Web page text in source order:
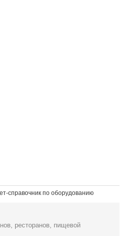
справочник по оборудованию
ресторанов, пищевой